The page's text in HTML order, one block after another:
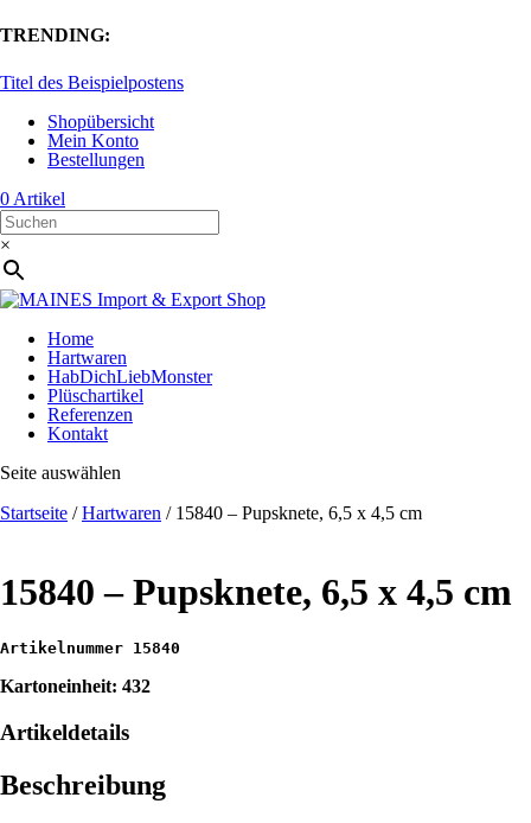
TRENDING:
Titel des Beispielpostens
Shopübersicht
Mein Konto
Bestellungen
0 Artikel
×
Home
Hartwaren
HabDichLiebMonster
Plüschartikel
Referenzen
Kontakt
Seite auswählen
Startseite /Hartwaren / 15840 – Pupsknete, 6,5 x 4,5 cm
15840 – Pupsknete, 6,5 x 4,5 cm
Artikelnummer 15840
Kartoneinheit: 432
Artikeldetails
Beschreibung